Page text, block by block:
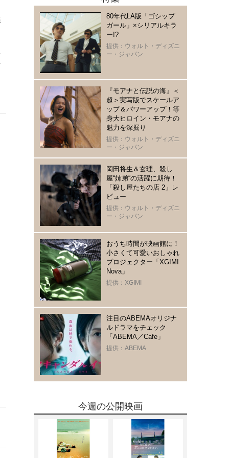
80年代LA版「ゴシップ
ガール」×シリアルキラ
ー!?
提供：ウォルト・ディズニ
ー・ジャパン
『モアナと伝説の海』＜
超＞実写版でスケールア
ップ＆パワーアップ！等
身大ヒロイン・モアナの
魅力を深掘り
提供：ウォルト・ディズニ
ー・ジャパン
岡田将生＆玄理、殺し
屋“姉弟“の活躍に期待！
「殺し屋たちの店 2」レ
ビュー
提供：ウォルト・ディズニ
ー・ジャパン
おうち時間が映画館に！
小さくて可愛いおしゃれ
プロジェクター「XGIMI
Nova」
提供：XGIMI
注目のABEMAオリジナ
ルドラマをチェック
「ABEMA／Cafe」
提供：ABEMA
今週の公開映画